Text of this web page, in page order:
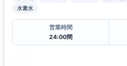
水素水
営業時間
24:00間